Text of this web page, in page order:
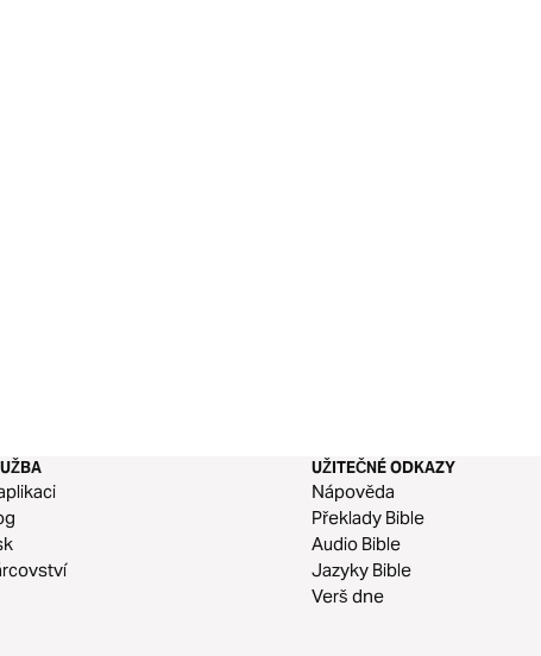
UŽITEČNÉ ODKAZY
Nápověda
Překlady Bible
Audio Bible
Jazyky Bible
Verš dne